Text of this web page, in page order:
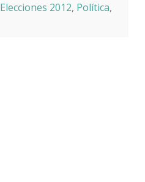
Elecciones 2012, Política,